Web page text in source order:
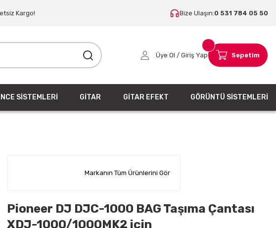
Kargo! Bize Ulaşın:0 531 784 05 50
Üye Ol / Giriş Yap Sepetim
SİSTEMLERİ GİTAR GİTAR EFEKT GÖRÜNTÜ SİSTEMLERİ
Markanın Tüm Ürünlerini Gör
Pioneer DJ DJC-1000 BAG Taşıma Çantası
XDJ-1000/1000MK2 için